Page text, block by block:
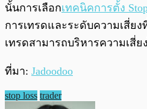
นั้นการเลือกเทคนิคการตั้ง
การเทรดและระดับความเสี่ย
เทรดสามารถบริหารความเสี่
ที่มา: Jadoodoo
stop loss trader